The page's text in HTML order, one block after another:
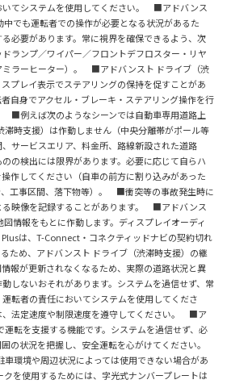
いてシステムを使用してください。 ■アドバンス
中でも運転者での操作が必要となる状況があるた
必要があります。常に視界を確保できるよう、次
ランプ／ワイパー／フロントデフロスター・リヤ
ミラーヒーター）。 ■アドバンスト ドライブ（渋
プレイ表示でステアリングの保持を促すことがあ
自身でアクセル・ブレーキ・ステアリング操作を行
■例えば次のようなシーンでは自動車専用道路上
滞時支援）は作動しません（中央分離帯がポール等
サービスエリア、料金所、路線新設された道路
検出には限界があります。必要に応じて自らハ
作してください（自車の前方に割り込みがあった
、工事区間、落下物等）。 ■衝突等の事故発生時に
る映像を記録することがあります。 ■アドバンス
情報をもとに作動します。ディスプレイオーディ
は、T-Connect・コネクティッドナビの契約切れ
ため、アドバンスト ドライブ（渋滞時支援）の継
報が更新されなくなるため、実際の道路状況と異
しないおそれがあります。システムを過信せず、常
転者の責任においてシステムを使用してくださ
法定速度や制限速度を遵守してください。 ■ア
運転を支援する機能です。システムを過信せず、必
の状況を把握し、安全運転を心がけてください。
環境や周辺状況によっては使用できない場合があ
を使用するためには、字光式ナンバープレートは